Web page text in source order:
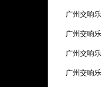
广州交响
广州交响
广州交响
广州交响